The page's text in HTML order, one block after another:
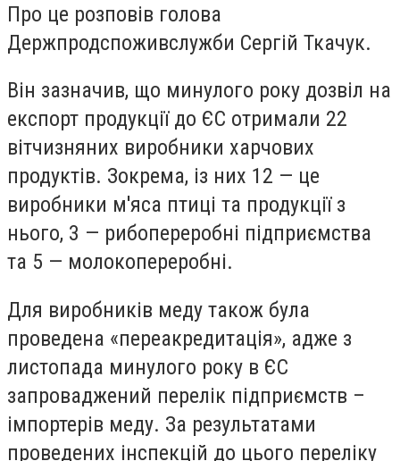
Про це розповів голова
Держпродспоживслужби Сергій Ткачук.
Він зазначив, що минулого року дозвіл на
експорт продукції до ЄС отримали 22
вітчизняних виробники харчових
продуктів. Зокрема, із них 12 — це
виробники м'яса птиці та продукції з
нього, 3 — рибопереробні підприємства
та 5 — молокопереробні.
Для виробників меду також була
проведена «переакредитація», адже з
листопада минулого року в ЄС
запроваджений перелік підприємств –
імпортерів меду. За результатами
проведених інспекцій до цього переліку